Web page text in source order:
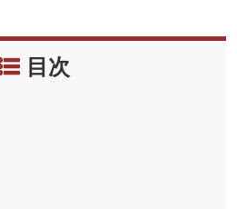
目次